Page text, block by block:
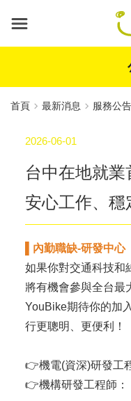
要
首頁 最新消息 服務公告
2026-06-01
台中在地就業
安心工作、穩
▌內勤職缺-研發中心
如果你對交通科技和
將有機會參與全台最
YouBike期待你的加
行更聰明、更便利！
👉機電(資深)研發工
👉機構研發工程師：